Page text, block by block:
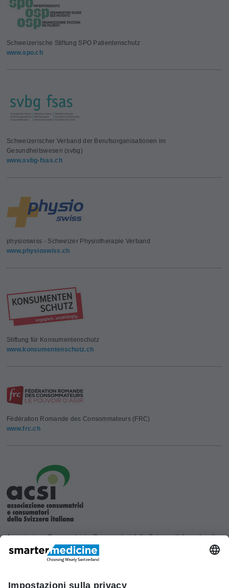
Schweizerische Stiftung SPO Patientenschutz
www.spo.ch
Schweizerischer Verband der Berufsorganisationen im
Gesundheitswesen (svbg)
www.svbg-fsas.ch
physioswiss - Schweizer Physiotherapie Verband
www.physioswiss.ch
Stiftung für Konsumentenschutz
www.konsumentenschutz.ch
Fédération Romande des Consommateurs (FRC)
www.frc.ch
Associazione Consumatrici e Consumatori della Svizzera Italiana (acsi)
www.acsi.ch